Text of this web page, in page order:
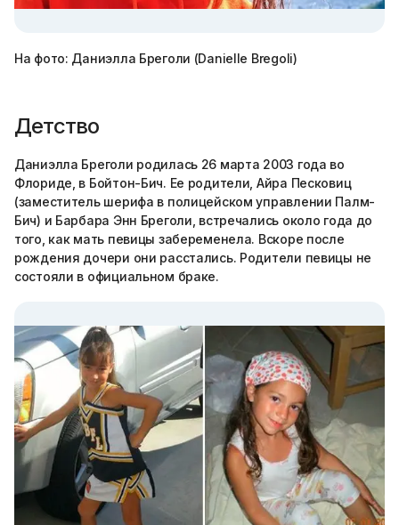
На фото: Даниэлла Бреголи (Danielle Bregoli)
Детство
Даниэлла Бреголи родилась 26 марта 2003 года во
Флориде, в Бойтон-Бич. Ее родители, Айра Песковиц
(заместитель шерифа в полицейском управлении Палм-
Бич) и Барбара Энн Бреголи, встречались около года до
того, как мать певицы забеременела. Вскоре после
рождения дочери они расстались. Родители певицы не
состояли в официальном браке.